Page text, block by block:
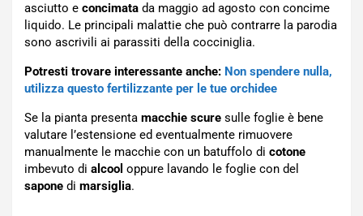
asciutto e concimata da maggio ad agosto con concime
liquido. Le principali malattie che può contrarre la parodia
sono ascrivili ai parassiti della cocciniglia.
Potresti trovare interessante anche: Non spendere nulla,
utilizza questo fertilizzante per le tue orchidee
Se la pianta presenta macchie scure sulle foglie è bene
valutare l’estensione ed eventualmente rimuovere
manualmente le macchie con un batuffolo di cotone
imbevuto di alcool oppure lavando le foglie con del
sapone di marsiglia.